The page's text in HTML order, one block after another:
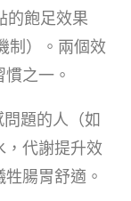
飽足效果
制）。兩個效
之一。
題的人（如
，代謝提升效
腸胃舒適。